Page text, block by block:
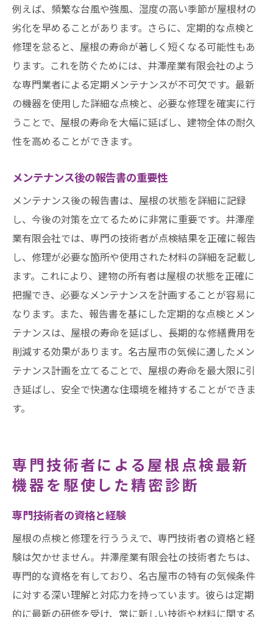
例えば、頻繁な台風や強風、湿度の高い季節が屋根材の
劣化を早めることがあります。さらに、定期的な点検と
修理を怠ると、屋根の寿命が著しく短くなる可能性もあ
ります。これを防ぐためには、井澤産業有限会社のよう
な専門業者による定期メンテナンスが不可欠です。最新
の機器を使用した詳細な点検と、必要な修理を確実に行
うことで、屋根の寿命を大幅に延ばし、建物全体の耐久
性を高めることができます。
メンテナンス後の報告書の重要性
メンテナンス後の報告書は、屋根の状態を詳細に記録
し、今後の対策を立てるために非常に重要です。井澤産
業有限会社では、専門の技術者が点検結果を正確に報告
し、修理が必要な箇所や使用された材料の詳細を記載し
ます。これにより、建物の所有者は屋根の状態を正確に
把握でき、必要なメンテナンスを計画することが容易に
なります。また、報告書を基にした定期的な点検とメン
テナンスは、屋根の寿命を延ばし、長期的な修繕費用を
削減する効果があります。名古屋市の気候に適したメン
テナンス計画を立てることで、屋根の寿命を最大限に引
き延ばし、安全で快適な住環境を維持することができま
す。
専門技術者による屋根点検最新
機器を駆使した精密診断
専門技術者の資格と経験
屋根の点検と修理を行ううえで、専門技術者の資格と経
験は欠かせません。井澤産業有限会社の技術者たちは、
専門的な資格を有しており、名古屋市の特有の気候条件
に対する深い理解と対応力を持っています。彼らは定期
的に最新の研修を受け、常に新しい技術や材料に関する